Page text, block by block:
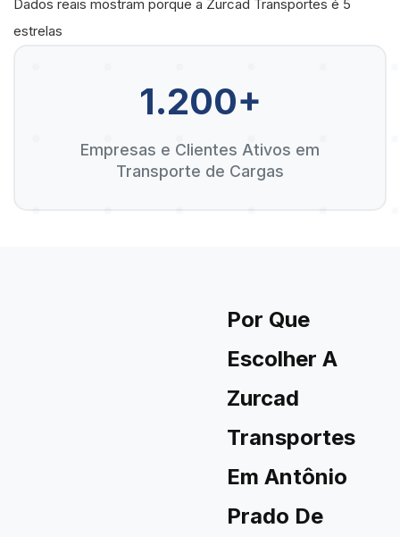
Dados reais mostram porque a Zurcad Transportes é 5
estrelas
1.200+
Empresas e Clientes Ativos em
Transporte de Cargas
Por Que
Escolher A
Zurcad
Transportes
Em Antônio
Prado De